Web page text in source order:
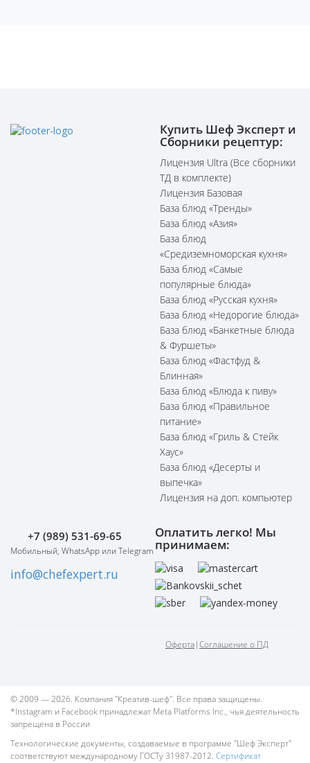
Купить Шеф Эксперт и
Сборники рецептур:
Лицензия Ultra (Все сборники
ТД в комплекте)
Лицензия Базовая
База блюд «Тренды»
База блюд «Азия»
База блюд
«Средиземноморская кухня»
База блюд «Самые
популярные блюда»
База блюд «Русская кухня»
База блюд «Недорогие блюда»
База блюд «Банкетные блюда
& Фуршеты»
База блюд «Фастфуд &
Блинная»
База блюд «Блюда к пиву»
База блюд «Правильное
питание»
База блюд «Гриль & Стейк
Хаус»
База блюд «Десерты и
выпечка»
Лицензия на доп. компьютер
+7 (989) 531-69-65
Мобильный, WhatsApp или Telegram
info@chefexpert.ru
Оплатить легко! Мы
принимаем:
Оферта|Соглашение о ПД
© 2009 — 2026. Компания "Креатив-шеф". Все права защищены.
*Instagram и Facebook принадлежат Meta Platforms Inc., чья деятельность
запрещена в России
Технологические документы, создаваемые в программе "Шеф Эксперт"
соответствуют международному ГОСТу 31987-2012. Сертификат